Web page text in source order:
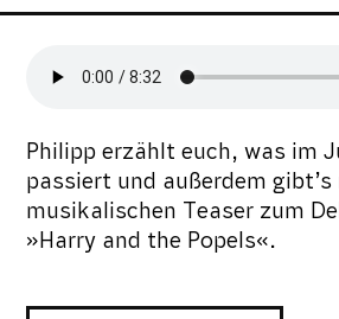
Philipp erzählt euch, was im
passiert und außerdem gibt’s
musikalischen Teaser zum
»Harry and the Popels«.